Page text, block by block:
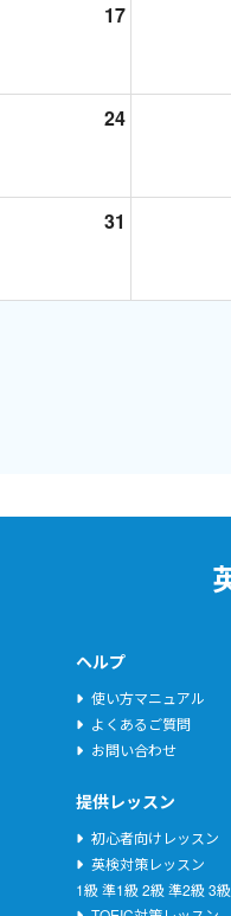
17
24
31
ヘルプ
使い方マニュアル
よくあるご質問
お問い合わせ
提供レッスン
初心者向けレッスン
英検対策レッスン
1級 準1級 2級 準2級 3級